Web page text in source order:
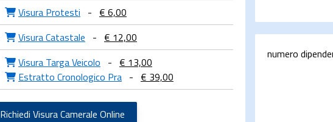
Visura Protesti - € 6,00
Visura Catastale - € 12,00
Visura Targa Veicolo - € 13,00
Estratto Cronologico Pra - € 39,00
Richiedi Visura Camerale Online
numero